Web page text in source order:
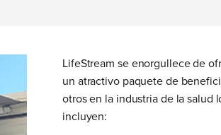
LifeStream se enorgullece de
un atractivo paquete de
otros en la industria de la salud
incluyen: